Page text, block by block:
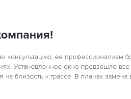
ее профессионализм
Установленное окно превзошло
на близость к трассе. В планах